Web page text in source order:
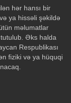
hər hansı bir
ya hissəli şəkildə
məlumatlar
Əks halda
Respublikası
fiziki və ya hüquqi